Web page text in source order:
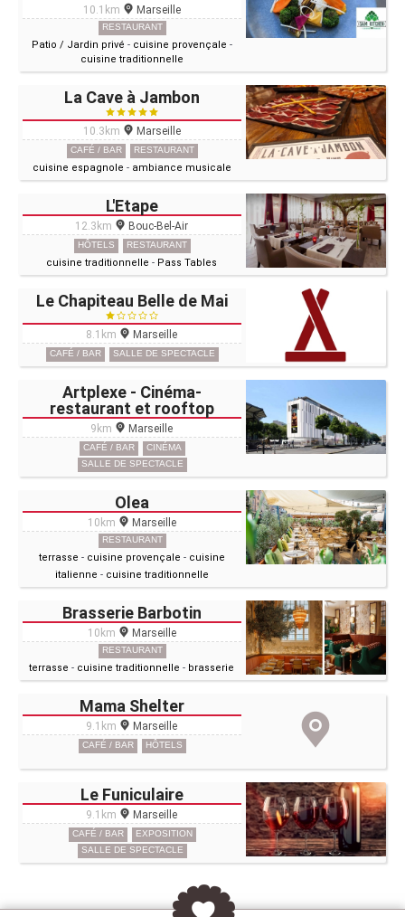
10.1km Marseille
RESTAURANT
Patio / Jardin privé - cuisine provençale -
cuisine traditionnelle
La Cave à Jambon
10.3km Marseille
CAFÉ / BAR RESTAURANT
cuisine espagnole - ambiance musicale
L'Etape
12.3km Bouc-Bel-Air
HÔTELS RESTAURANT
cuisine traditionnelle - Pass Tables
Le Chapiteau Belle de Mai
8.1km Marseille
CAFÉ / BAR SALLE DE SPECTACLE
Artplexe - Cinéma-
restaurant et rooftop
9km Marseille
CAFÉ / BAR
CINÉMA
SALLE DE SPECTACLE
Olea
10km Marseille
RESTAURANT
terrasse - cuisine provençale - cuisine
italienne - cuisine traditionnelle
Brasserie Barbotin
10km Marseille
RESTAURANT
terrasse - cuisine traditionnelle - brasserie
Mama Shelter
9.1km Marseille
CAFÉ / BAR HÔTELS
Le Funiculaire
9.1km Marseille
CAFÉ / BAR
EXPOSITION
SALLE DE SPECTACLE